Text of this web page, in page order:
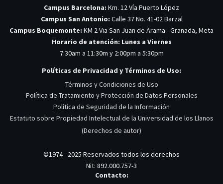
Campus Barcelona: Km. 12 Vía Puerto López
Campus San Antonio: Calle 37 No. 41-02 Barzal
Campus Boquemonte: KM 2 Via San Juan de Arama - Granada, Meta
Horario de atención: Lunes a Viernes
7:30am a 11:30m y 2:00pm a 5:30pm
Políticas de Privacidad y Términos de Uso:
Términos y Condiciones de Uso
Política de Tratamiento y Protección de Datos Personales
Política de Seguridad de la Información
Estatuto sobre Propiedad Intelectual de la Universidad de los Llanos
(Derechos de autor)
©1974 - 2025 Reservados todos los derechos
Nit: 892.000.757-3
Contacto: